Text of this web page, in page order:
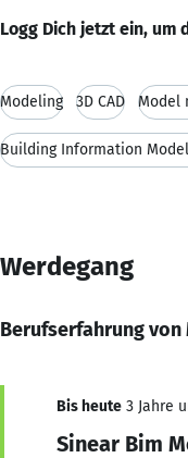
Logg Dich jetzt ein, um
Modeling 3D CAD Model
Building Information
Werdegang
Berufserfahrung von
Bis heute 3 Jahre
Sinear Bim